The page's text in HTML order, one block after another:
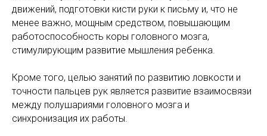
движений, подготовки кисти руки к письму и, что не
менее важно, мощным средством, повышающим
работоспособность коры головного мозга,
стимулирующим развитие мышления ребенка.
Кроме того, целью занятий по развитию ловкости и
точности пальцев рук является развитие взаимосвязи
между полушариями головного мозга и
синхронизация их работы.